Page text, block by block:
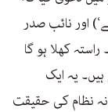
اور نائب صدر
کھلا ہو گا
وہ پروجیکٹ 2025 کہتے ہیں۔ یہ ایک
نظام کی حقیقت